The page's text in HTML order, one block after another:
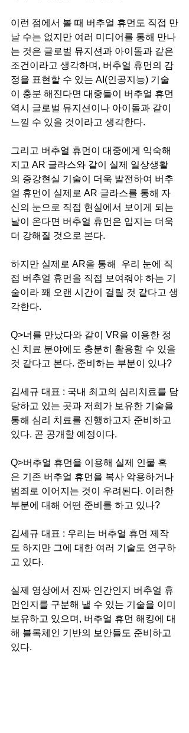
이런 점에서 볼 때 버추얼 휴먼도 직접 만
날 수는 없지만 여러 미디어를 통해 만나
는 것은 글로벌 뮤지션과 아이돌과 같은
조건이라고 생각하며, 버추얼 휴먼의 감
정을 표현할 수 있는 AI(인공지능) 기술
이 충분 해진다면 대중들이 버추얼 휴먼
역시 글로벌 뮤지션이나 아이돌과 같이
느낄 수 있을 것이라고 생각한다.
그리고 버추얼 휴먼이 대중에게 익숙해
지고 AR 글라스와 같이 실제 일상생활
의 증강현실 기술이 더욱 발전하여 버추
얼 휴먼이 실제로 AR 글라스를 통해 자
신의 눈으로 직접 현실에서 보이게 되는
날이 온다면 버추얼 휴먼은 입지는 더욱
더 강해질 것으로 본다.
하지만 실제로 AR을 통해  우리 눈에 직
접 버추얼 휴먼을 직접 보여줘야 하는 기
술이라 꽤 오랜 시간이 걸릴 것 같다고 생
각한다.
Q>너를 만났다와 같이 VR을 이용한 정
신 치료 분야에도 충분히 활용할 수 있을
것 같다고 본다. 준비하는 부분이 있나?
김세규 대표 : 국내 최고의 심리치료를 담
당하고 있는 곳과 저희가 보유한 기술을
통해 심리 치료를 진행하고자 준비하고
있다. 곧 공개할 예정이다.
Q>버추얼 휴먼을 이용해 실제 인물 혹
은 기존 버추얼 휴먼을 복사 악용하거나
범죄로 이어지는 것이 우려된다. 이러한
부분에 대해 어떤 준비를 하고 있나?
김세규 대표 : 우리는 버추얼 휴먼 제작
도 하지만 그에 대한 여러 기술도 연구하
고 있다.
실제 영상에서 진짜 인간인지 버추얼 휴
먼인지를 구분해 낼 수 있는 기술을 이미
보유하고 있으며, 버추얼 휴먼 해킹에 대
해 블록체인 기반의 보안들도 준비하고
있다.